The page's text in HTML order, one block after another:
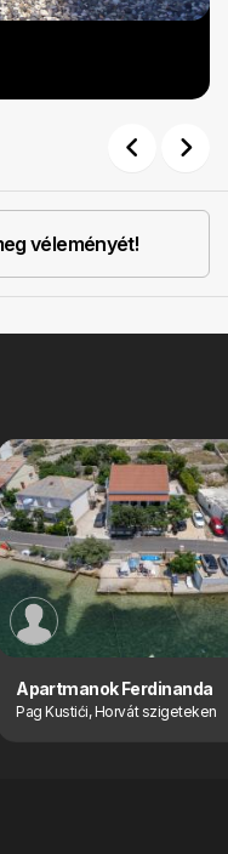
véleményét!
Apartmanok Ferdinanda
Pag Kustići, Horvát szigeteken